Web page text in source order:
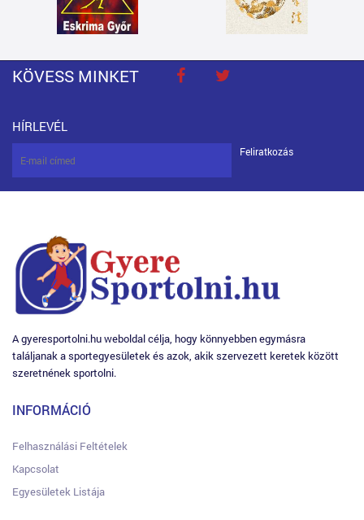
KÖVESS MINKET
HÍRLEVÉL
Feliratkozás
A gyeresportolni.hu weboldal célja, hogy könnyebben egymásra
találjanak a sportegyesületek és azok, akik szervezett keretek között
szeretnének sportolni.
INFORMÁCIÓ
Felhasználási Feltételek
Kapcsolat
Egyesületek Listája